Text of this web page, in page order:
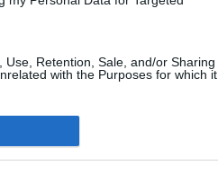
Retention, Sale, and/or Sharing
with the Purposes for which it
de la Comunidad de Madrid
a Ceuta de Mohamed y cientos
del mundo
con Italia tras calmar al resto de